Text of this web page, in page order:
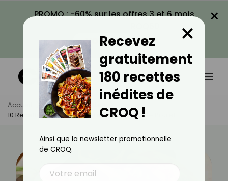
PROMO : -60% sur les offres 3 et 6 mois
VOIR LA PROMO
×
Accueil Actus
Recettes
10 Recettes Pour Sublimer Les Aiguillettes De Poulet
Recevez
gratuitement
180 recettes
inédites de
CROQ !
×
Ainsi que la newsletter promotionnelle
de CROQ.